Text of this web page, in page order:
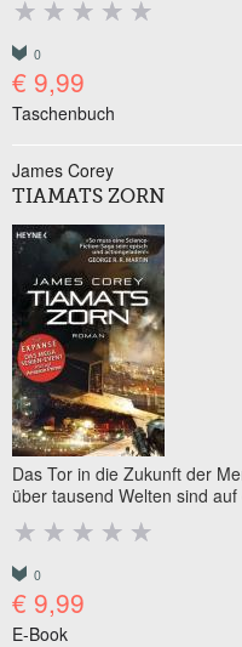
0
€ 9,99
Taschenbuch
James Corey
TIAMATS ZORN
Das Tor in die Zukunft der
über tausend Welten sind
0
€ 9,99
E-Book